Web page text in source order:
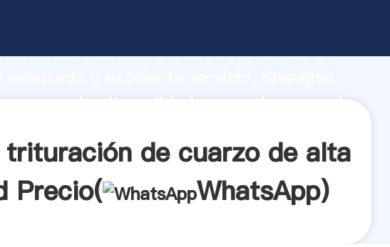
capacidad de producción, fuerza de
cuarzo de alta calidad proveedor crea el
trituración de cuarzo de alta
Precio(
WhatsApp)